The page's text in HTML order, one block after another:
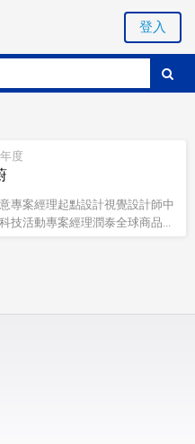
登入
專案經理起點設計視覺設計師中
技活動專案經理潤泰全球商品...